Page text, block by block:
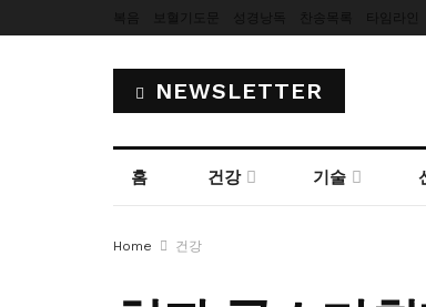
NEWSLETTER
홈 건강 기술
Home 건강